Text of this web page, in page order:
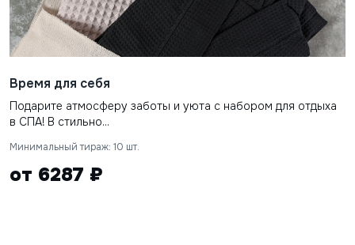
Время для себя
Подарите атмосферу заботы и уюта с набором для отдыха
в СПА! В стильно...
Минимальный тираж: 10 шт.
от 6287 ₽